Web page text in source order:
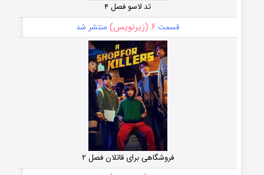
تد لاسو فصل ۴
قسمت ۶ (زیرنویس) منتشر شد
فروشگاهی برای قاتلان فصل ۲